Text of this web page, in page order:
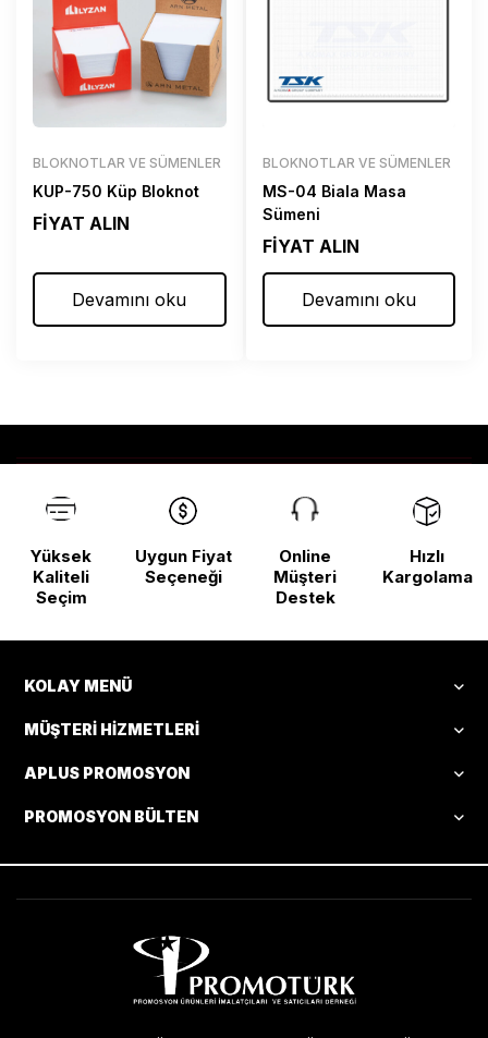
BLOKNOTLAR VE SÜMENLER
KUP-750 Küp Bloknot
FİYAT ALIN
Devamını oku
BLOKNOTLAR VE SÜMENLER
MS-04 Biala Masa
Sümeni
FİYAT ALIN
Devamını oku
Yüksek
Kaliteli
Seçim
Uygun Fiyat
Seçeneği
Online
Müşteri
Destek
Hızlı
Kargolama
KOLAY MENÜ
MÜŞTERI HIZMETLERI
APLUS PROMOSYON
PROMOSYON BÜLTEN